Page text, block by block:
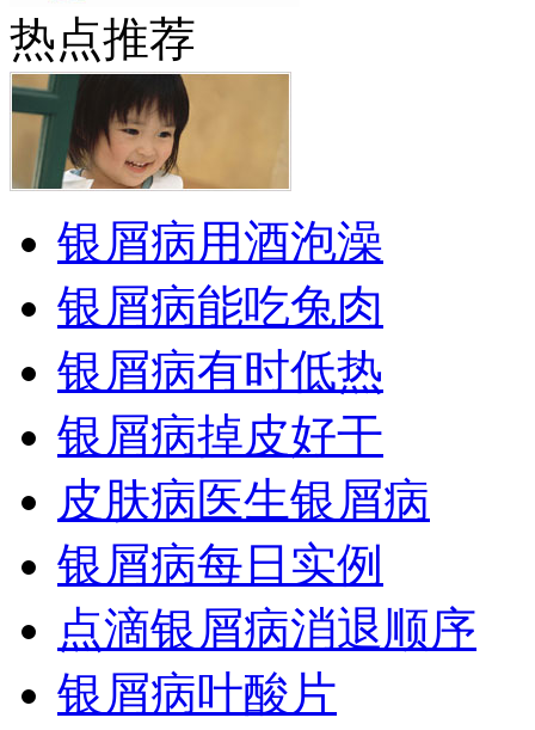
热点推荐
银屑病用酒泡澡
银屑病能吃兔肉
银屑病有时低热
银屑病掉皮好干
皮肤病医生银屑病
银屑病每日实例
点滴银屑病消退顺序
银屑病叶酸片